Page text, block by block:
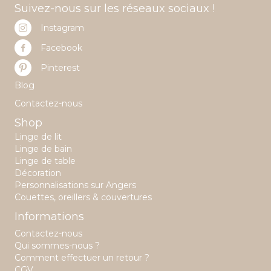
page
Suivez-nous sur les réseaux sociaux !
Instagram
Facebook
Pinterest
Blog
Contactez-nous
Shop
Linge de lit
Linge de bain
Linge de table
Décoration
Personnalisations sur Angers
Couettes, oreillers & couvertures
Informations
Contactez-nous
Qui sommes-nous ?
Comment effectuer un retour ?